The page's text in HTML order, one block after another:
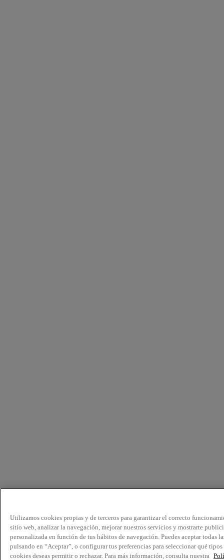
Utilizamos cookies propias y de terceros para garantizar el correcto
sitio web, analizar la navegación, mejorar nuestros servicios y mostrarte
personalizada en función de tus hábitos de navegación. Puedes aceptar todas
pulsando en “Aceptar”, o configurar tus preferencias para seleccionar qué tipos
cookies deseas permitir o rechazar. Para más información, consulta nuestra